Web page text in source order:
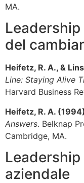
MA.
del
Heifetz, R. A., &
Line: Staying Alive
Harvard Business
Heifetz, R. A.
Answers. Belknap
Cambridge, MA.
aziendale